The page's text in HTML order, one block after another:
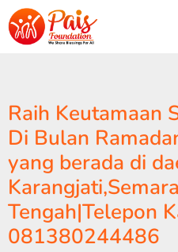
Raih Keutamaan
Di Bulan
yang berada di
Tengah|Telepon
081380244486